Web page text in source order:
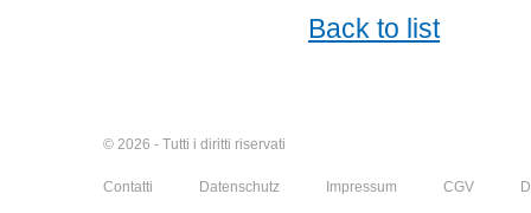
Back to list
© 2026 - Tutti i diritti riservati
Contatti Datenschutz Impressum CGV